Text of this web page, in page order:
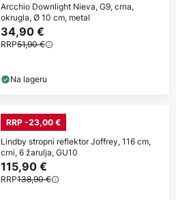
Arcchio Downlight Nieva, G9, crna,
okrugla, Ø 10 cm, metal
34,90 €
RRP51,90 €
Na lageru
RRP -23,00 €
Lindby stropni reflektor Joffrey, 116 cm,
crni, 6 žarulja, GU10
115,90 €
RRP138,90 €